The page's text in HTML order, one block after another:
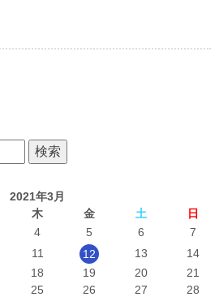
2021年3月
木 金 土
日
4 5 6
7
11 12 13
14
18 19 20
21
25 26 27
28